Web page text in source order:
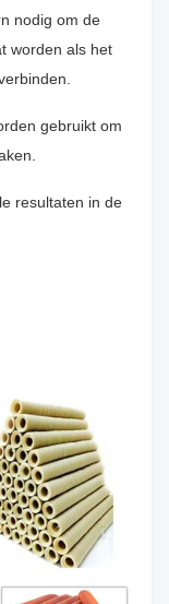
nodig om de
worden als het
gebruikt om
resultaten in de